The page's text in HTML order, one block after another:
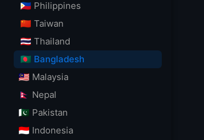
🇵🇭 Philippines
🇨🇳 Taiwan
🇹🇭 Thailand
🇧🇩 Bangladesh
🇲🇾 Malaysia
🇳🇵 Nepal
🇵🇰 Pakistan
🇮🇩 Indonesia